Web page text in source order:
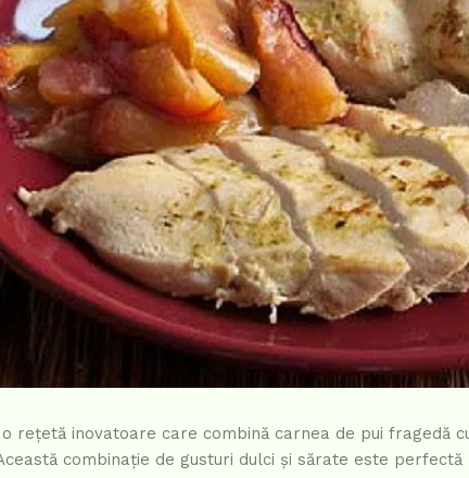
rețetă inovatoare care combină carnea de pui fragedă
combinație de gusturi dulci și sărate este